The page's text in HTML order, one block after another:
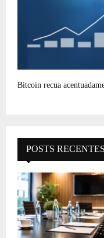
Bitcoin recua
POSTS RECENTES